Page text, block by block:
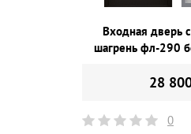
Входная дверь
шагрень фл-290
28
0